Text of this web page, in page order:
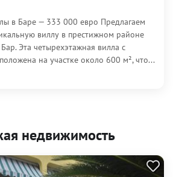
в Баре — 333 000 евро Предлагаем
виллу в престижном районе
Эта четырехэтажная вилла с
на участке около 600 м², что...
недвижимость